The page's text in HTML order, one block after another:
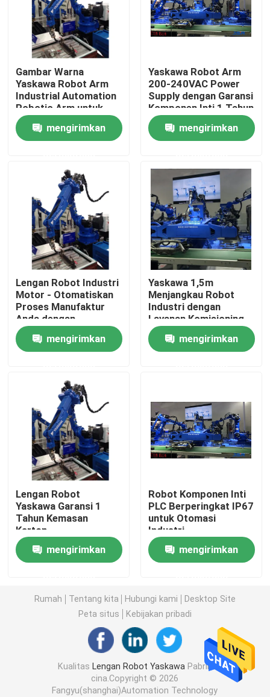
Rumah
Produk
Tentang kami
Tur Pabrik
Kontrol kualitas
Hubungi kami
Berita
Permintaan Penawaran
Lengan Robot Yaskawa
Penglihatan Robot 3D
Stasiun Kerja Robot
Tutup Pelindung Robot
Posisi Robot
Gambar Warna
Yaskawa Robot Arm
Industrial Automation
Robotic Arm untuk
Produksi Industri
mengirimkan
Yaskawa Robot Arm
200-240VAC Power
Supply dengan Garansi
Komponen Inti 1 Tahun
mengirimkan
Lengan Robot Industri
Motor - Otomatiskan
Proses Manufaktur
Anda dengan
Komponen Inti
mengirimkan
Yaskawa 1,5m
Menjangkau Robot
Industri dengan
Layanan Komisioning
dan Pelatihan
mengirimkan
Lengan Robot
Yaskawa Garansi 1
Tahun Kemasan
Karton
mengirimkan
Robot Komponen Inti
PLC Berperingkat IP67
untuk Otomasi
Industri
mengirimkan
Rumah Tentang kita Hubungi kami
Desktop Site
Peta situs
Kebijakan pribadi
Kualitas Lengan Robot Yaskawa Pabrik
cina.Copyright © 2026
Fangyu(shanghai)Automation Technology